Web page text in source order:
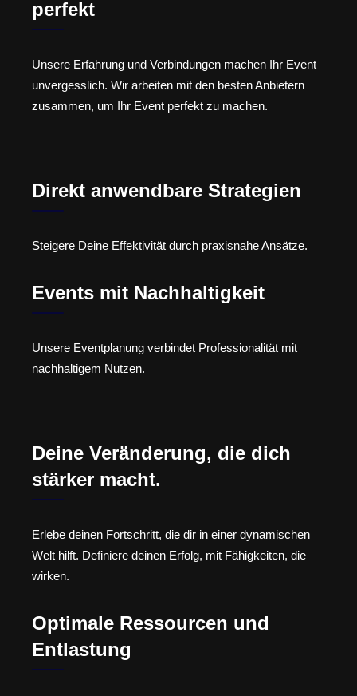
perfekt
Unsere Erfahrung und Verbindungen machen Ihr Event
unvergesslich. Wir arbeiten mit den besten Anbietern
zusammen, um Ihr Event perfekt zu machen.
Direkt anwendbare Strategien
Steigere Deine Effektivität durch praxisnahe Ansätze.
Events mit Nachhaltigkeit
Unsere Eventplanung verbindet Professionalität mit
nachhaltigem Nutzen.
Deine Veränderung, die dich
stärker macht.
Erlebe deinen Fortschritt, die dir in einer dynamischen
Welt hilft. Definiere deinen Erfolg, mit Fähigkeiten, die
wirken.
Optimale Ressourcen und
Entlastung